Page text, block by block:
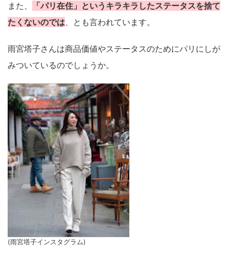
また、
「パリ在住」というキラキラしたステータスを捨て
たくないのでは、とも言われています。
雨宮塔子さんは商品価値やステータスのためにパリにしが
みついているのでしょうか。
(雨宮塔子インスタグラム)